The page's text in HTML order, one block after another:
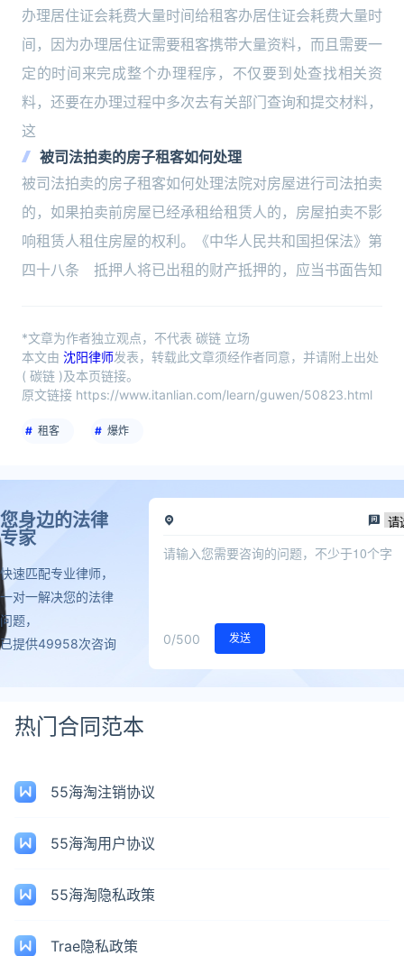
办理居住证会耗费大量时间给租客办居住证会耗费大量时
间，因为办理居住证需要租客携带大量资料，而且需要一
定的时间来完成整个办理程序，不仅要到处查找相关资
料，还要在办理过程中多次去有关部门查询和提交材料，
这
被司法拍卖的房子租客如何处理
被司法拍卖的房子租客如何处理法院对房屋进行司法拍卖
的，如果拍卖前房屋已经承租给租赁人的，房屋拍卖不影
响租赁人租住房屋的权利。《中华人民共和国担保法》第
四十八条 抵押人将已出租的财产抵押的，应当书面告知
*文章为作者独立观点，不代表 碳链 立场
本文由 沈阳律师发表，转载此文章须经作者同意，并请附上出处
( 碳链 )及本页链接。
原文链接 https://www.itanlian.com/learn/guwen/50823.html
租客 爆炸
您身边的法律
专家
快速匹配专业律师，
一对一解决您的法律
问题，
已提供49958次咨询
0/500 发送
热门合同范本
55海淘注销协议
55海淘用户协议
55海淘隐私政策
Trae隐私政策